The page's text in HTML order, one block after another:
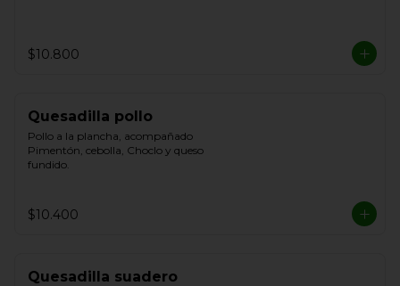
$10.800
Quesadilla pollo
Pollo a la plancha, acompañado
Pimentón, cebolla, Choclo y queso
fundido.
$10.400
Quesadilla suadero